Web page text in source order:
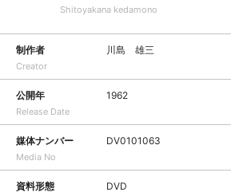
Shitoyakana kedamono
制作者
Creator
川島 雄三
公開年
Release Date
1962
媒体ナンバー
Media No
DV0101063
資料形態 DVD